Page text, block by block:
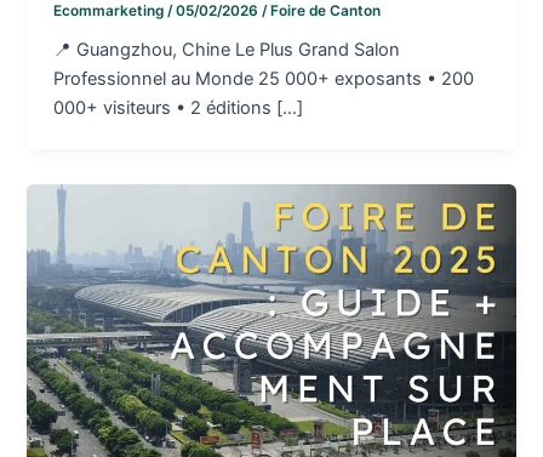
Ecommarketing /05/02/2026 /Foire de Canton
📍 Guangzhou, Chine Le Plus Grand Salon
Professionnel au Monde 25 000+ exposants • 200
000+ visiteurs • 2 éditions […]